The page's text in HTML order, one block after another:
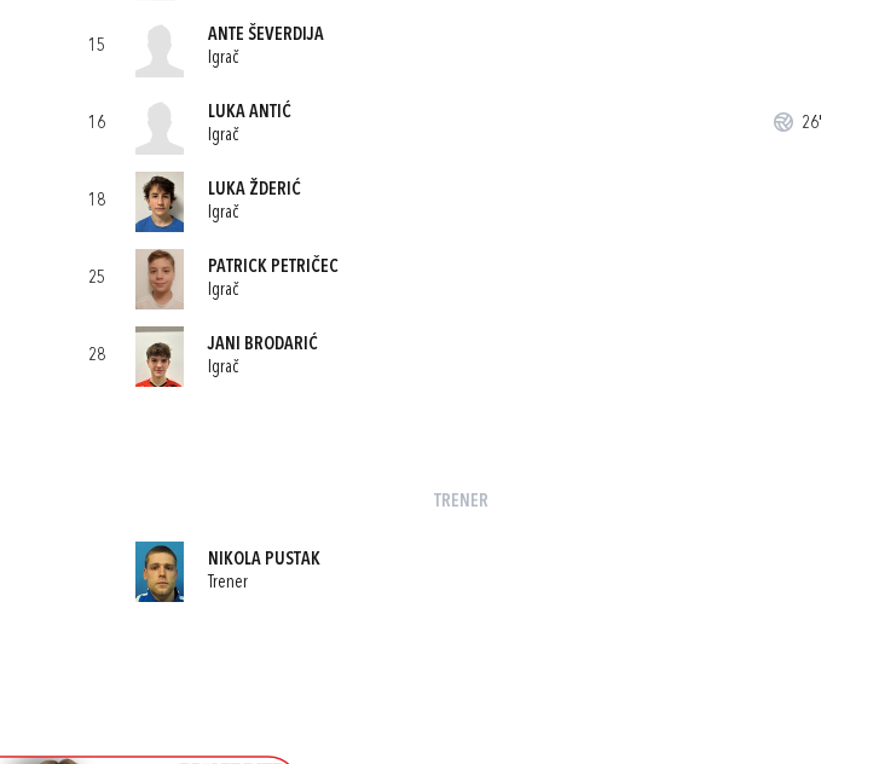
15
ANTE ŠEVERDIJA
Igrač
16
LUKA ANTIĆ
Igrač
26'
18
LUKA ŽDERIĆ
Igrač
25
PATRICK PETRIČEC
Igrač
28
JANI BRODARIĆ
Igrač
TRENER
NIKOLA PUSTAK
Trener